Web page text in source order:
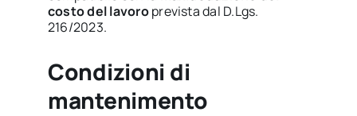
costo del lavoroprevista dal D.Lgs.
216/2023.
Condizioni di
mantenimento